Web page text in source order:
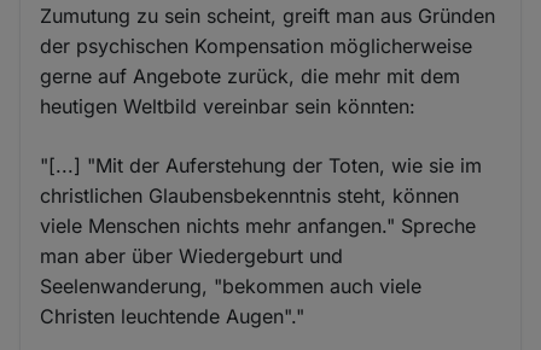
Zumutung zu sein scheint, greift man aus Gründen
der psychischen Kompensation möglicherweise
gerne auf Angebote zurück, die mehr mit dem
heutigen Weltbild vereinbar sein könnten:
"[...] "Mit der Auferstehung der Toten, wie sie im
christlichen Glaubensbekenntnis steht, können
viele Menschen nichts mehr anfangen." Spreche
man aber über Wiedergeburt und
Seelenwanderung, "bekommen auch viele
Christen leuchtende Augen"."